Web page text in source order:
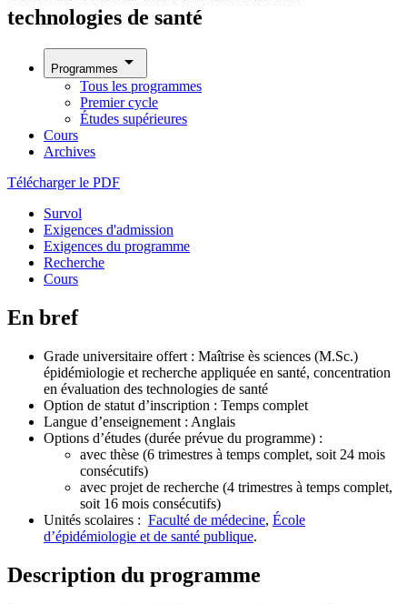
technologies de santé
Programmes arrow_drop_down
Tous les programmes
Premier cycle
Études supérieures
Cours
Archives
Télécharger le PDF
Survol
Exigences d'admission
Exigences du programme
Recherche
Cours
En bref
Grade universitaire offert : Maîtrise ès sciences (M.Sc.)
épidémiologie et recherche appliquée en santé, concentration
en évaluation des technologies de santé
Option de statut d’inscription : Temps complet
Langue d’enseignement : Anglais
Options d’études (durée prévue du programme) :
avec thèse (6 trimestres à temps complet, soit 24 mois
consécutifs)
avec projet de recherche (4 trimestres à temps complet,
soit 16 mois consécutifs)
Unités scolaires : Faculté de médecine, École
d’épidémiologie et de santé publique.
Description du programme